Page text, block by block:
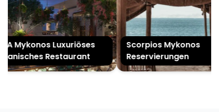
Mykonos Luxuriöses
Restaurant
Scorpios Mykonos
Reservierungen